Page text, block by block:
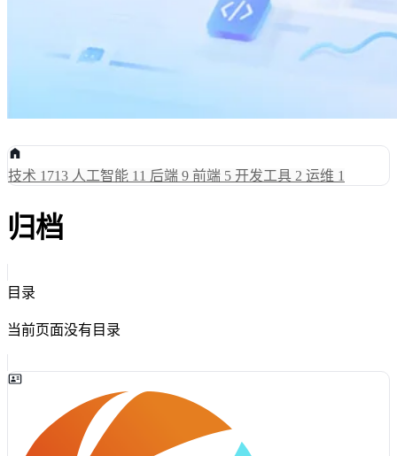
技术 1713 人工智能 11 后端 9 前端 5 开发工具 2 运维 1
归档
目录
当前页面没有目录